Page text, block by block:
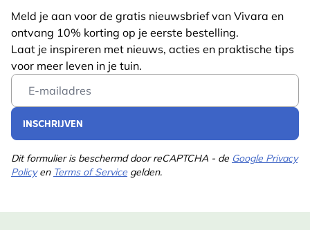
Meld je aan voor de gratis nieuwsbrief van Vivara en
ontvang 10% korting op je eerste bestelling.
Laat je inspireren met nieuws, acties en praktische tips
voor meer leven in je tuin.
Email Address
INSCHRIJVEN
Dit formulier is beschermd door reCAPTCHA - de Google Privacy
Policyen Terms of Service gelden.